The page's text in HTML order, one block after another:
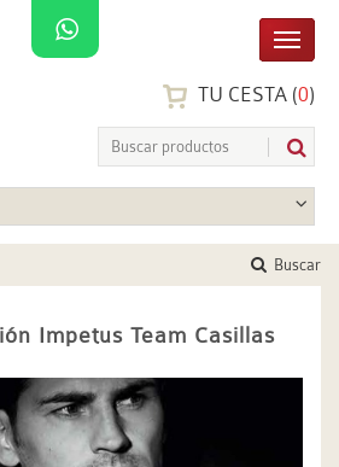
TU CESTA (0)
Buscar
Impetus Team Casillas